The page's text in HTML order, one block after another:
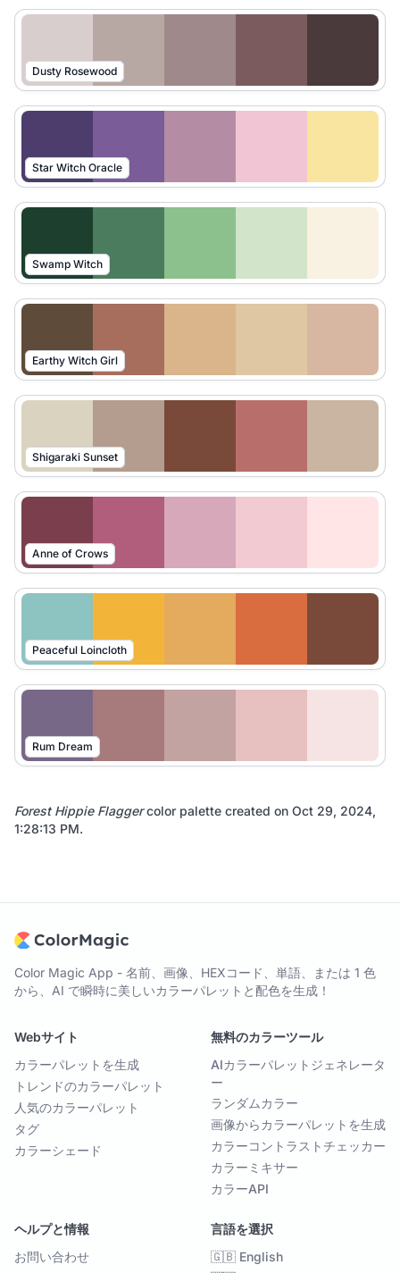
Dusty Rosewood
Star Witch Oracle
Swamp Witch
Earthy Witch Girl
Shigaraki Sunset
Anne of Crows
Peaceful Loincloth
Rum Dream
Forest Hippie Flaggercolor palette created on Oct 29, 2024,
1:28:13 PM.
Color Magic App - 名前、画像、HEXコード、単語、または 1 色
から、AI で瞬時に美しいカラーパレットと配色を生成！
Webサイト
カラーパレットを生成
トレンドのカラーパレット
人気のカラーパレット
タグ
カラーシェード
無料のカラーツール
AIカラーパレットジェネレータ
ー
ランダムカラー
画像からカラーパレットを生成
カラーコントラストチェッカー
カラーミキサー
カラーAPI
ヘルプと情報
お問い合わせ
言語を選択
🇬🇧 English